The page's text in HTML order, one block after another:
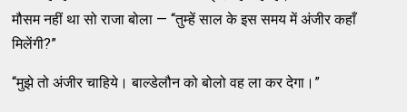
मौसम नहीं था सो राजा बोला — “तुम्हें साल के इस समय में अंजीर कहाँ
मिलेंगी?”
“मुझे तो अंजीर चाहिये। बाल्डेलौन को बोलो वह ला कर देगा।”